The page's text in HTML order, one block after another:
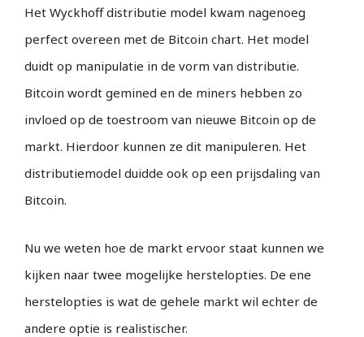
Het Wyckhoff distributie model kwam nagenoeg
perfect overeen met de Bitcoin chart. Het model
duidt op manipulatie in de vorm van distributie.
Bitcoin wordt gemined en de miners hebben zo
invloed op de toestroom van nieuwe Bitcoin op de
markt. Hierdoor kunnen ze dit manipuleren. Het
distributiemodel duidde ook op een prijsdaling van
Bitcoin.
Nu we weten hoe de markt ervoor staat kunnen we
kijken naar twee mogelijke herstelopties. De ene
herstelopties is wat de gehele markt wil echter de
andere optie is realistischer.